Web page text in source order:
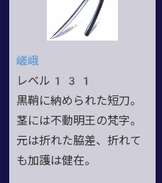
嵯峨
レベル131
黒鞘に納められた短刀。
茎には不動明王の梵字。
元は折れた脇差、折れて
も加護は健在。